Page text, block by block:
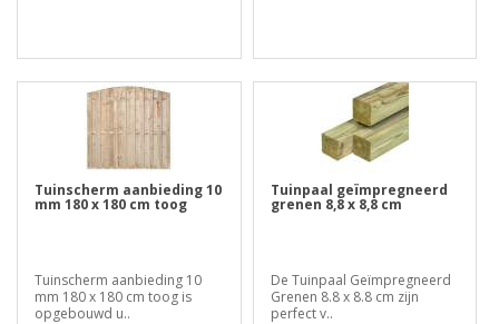
Tuinscherm aanbieding 10
mm 180 x 180 cm toog
Tuinscherm aanbieding 10
mm 180 x 180 cm toog is
opgebouwd u..
Tuinpaal geïmpregneerd
grenen 8,8 x 8,8 cm
De Tuinpaal Geïmpregneerd
Grenen 8.8 x 8.8 cm zijn
perfect v..